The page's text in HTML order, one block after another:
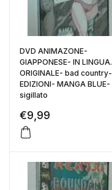
DVD ANIMAZONE-
GIAPPONESE- IN LINGUA
ORIGINALE- bad country-
EDIZIONI- MANGA BLUE-
sigillato
€9,99